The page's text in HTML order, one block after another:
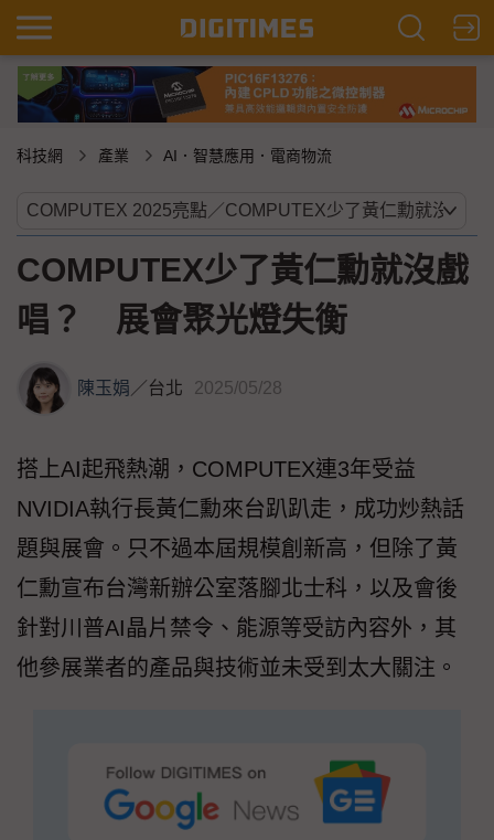
科技網 產業 AI．智慧應用．電商物流
COMPUTEX少了黃仁勳就沒戲
唱？ 展會聚光燈失衡
陳玉娟／台北 2025/05/28
搭上AI起飛熱潮，COMPUTEX連3年受益
NVIDIA執行長黃仁勳來台趴趴走，成功炒熱話
題與展會。只不過本屆規模創新高，但除了黃
仁勳宣布台灣新辦公室落腳北士科，以及會後
針對川普AI晶片禁令、能源等受訪內容外，其
他參展業者的產品與技術並未受到太大關注。